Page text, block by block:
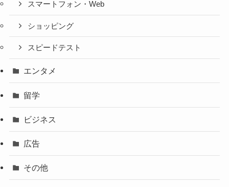
スマートフォン・Web
ショッピング
スピードテスト
エンタメ
留学
ビジネス
広告
その他